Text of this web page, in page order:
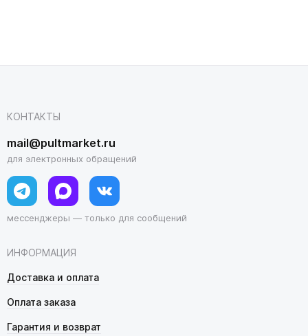
ИНФОРМАЦИЯ
Доставка и оплата
Оплата заказа
Гарантия и возврат
КОНТАКТЫ
mail@pultmarket.ru
для электронных обращений
мессенджеры — только для сообщений